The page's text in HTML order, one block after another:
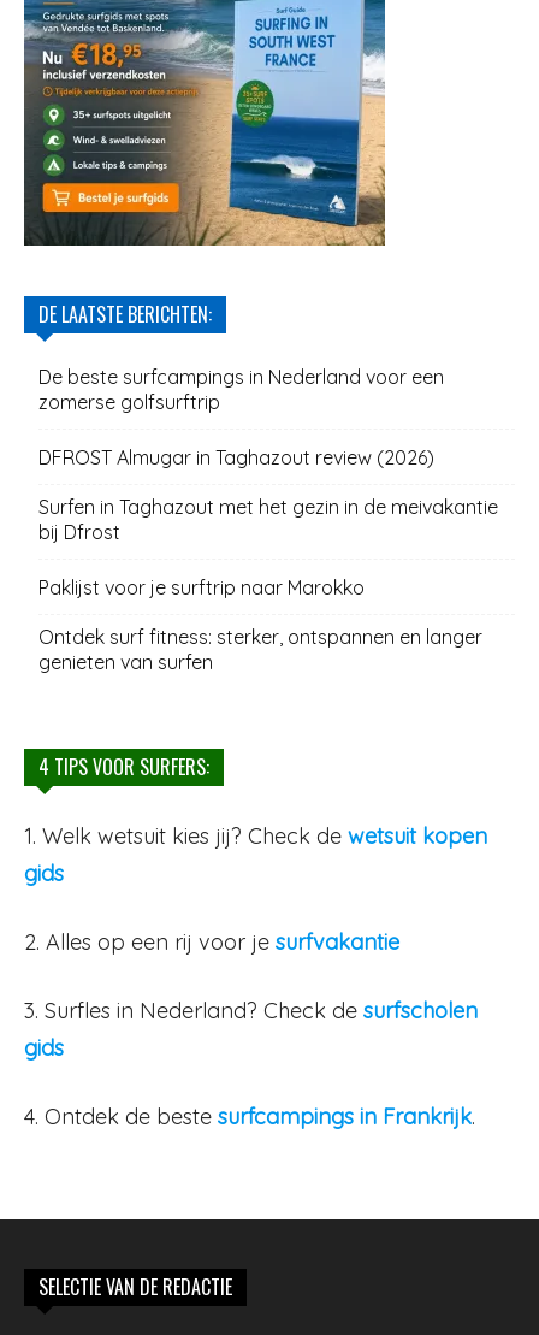
DE LAATSTE BERICHTEN:
De beste surfcampings in Nederland voor een
zomerse golfsurftrip
DFROST Almugar in Taghazout review (2026)
Surfen in Taghazout met het gezin in de meivakantie
bij Dfrost
Paklijst voor je surftrip naar Marokko
Ontdek surf fitness: sterker, ontspannen en langer
genieten van surfen
4 TIPS VOOR SURFERS:
1. Welk wetsuit kies jij? Check de wetsuit kopen
gids
2. Alles op een rij voor je surfvakantie
3. Surfles in Nederland? Check de surfscholen
gids
4. Ontdek de beste surfcampings in Frankrijk.
SELECTIE VAN DE REDACTIE